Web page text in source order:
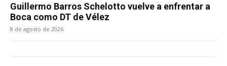
Guillermo Barros Schelotto vuelve a enfrentar a
Boca como DT de Vélez
8 de agosto de 2026